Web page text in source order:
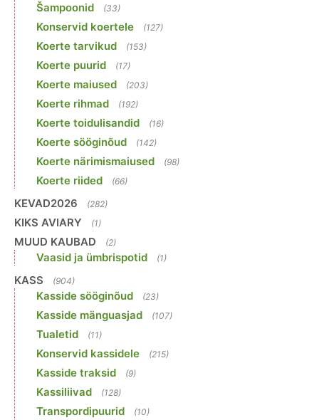
Šampoonid (33)
Konservid koertele (127)
Koerte tarvikud (153)
Koerte puurid (17)
Koerte maiused (203)
Koerte rihmad (192)
Koerte toidulisandid (16)
Koerte sööginõud (142)
Koerte närimismaiused (98)
Koerte riided (66)
KEVAD2026 (282)
KIKS AVIARY (1)
MUUD KAUBAD (2)
Vaasid ja ümbrispotid (1)
KASS (904)
Kasside sööginõud (23)
Kasside mänguasjad (107)
Tualetid (11)
Konservid kassidele (215)
Kasside traksid (9)
Kassiliivad (128)
Transpordipuurid (10)